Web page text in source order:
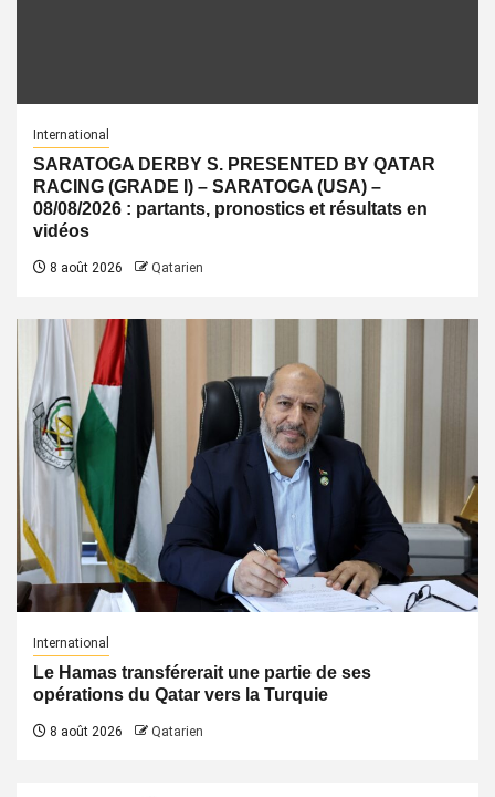
International
SARATOGA DERBY S. PRESENTED BY QATAR
RACING (GRADE I) – SARATOGA (USA) –
08/08/2026 : partants, pronostics et résultats en
vidéos
8 août 2026 Qatarien
International
Le Hamas transférerait une partie de ses
opérations du Qatar vers la Turquie
8 août 2026 Qatarien